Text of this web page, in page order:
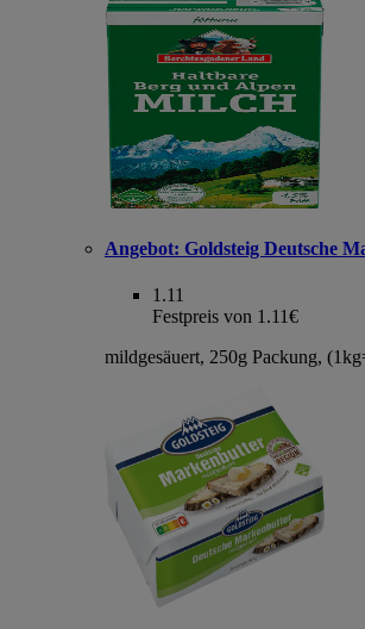
Angebot: Goldsteig Deutsche
1.11
Festpreis von 1.11€
mildgesäuert, 250g Packung,